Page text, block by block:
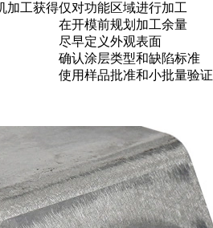
加工获得仅对功能区域进行加工
在开模前规划加工余量
尽早定义外观表面
确认涂层类型和缺陷标准
使用样品批准和小批量验证